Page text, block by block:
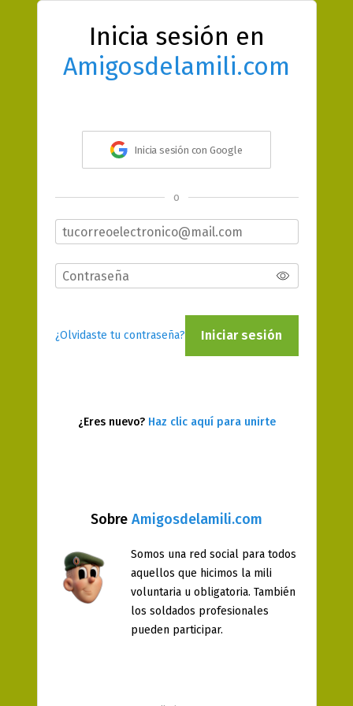
Sobre Amigosdelamili.com
Somos una red social para todos
aquellos que hicimos la mili
voluntaria u obligatoria. También
los soldados profesionales
pueden participar.
Inicia sesión en
Amigosdelamili.com
Inicia sesión con Google
o
¿Olvidaste tu contraseña? Iniciar sesión
¿Eres nuevo? Haz clic aquí para unirte